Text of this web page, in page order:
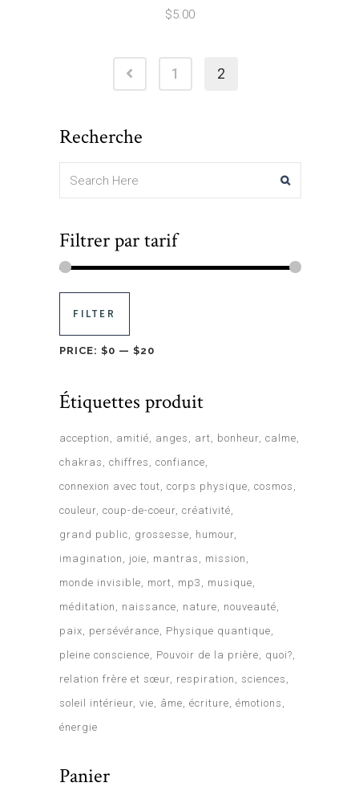
$5.00
1 2
Recherche
Filtrer par tarif
FILTER
PRICE: $0 — $20
Étiquettes produit
acception amitié anges art bonheur calme
chakras
chiffres
confiance
connexion avec tout corps physique cosmos
couleur coup-de-coeur créativité
grand public
grossesse
humour
imagination
joie mantras
mission
monde invisible
mort mp3
musique
méditation
naissance nature
nouveauté
paix
persévérance
Physique quantique
pleine conscience
Pouvoir de la prière
quoi?
relation frère et sœur respiration
sciences
soleil intérieur vie âme écriture émotions
énergie
Panier